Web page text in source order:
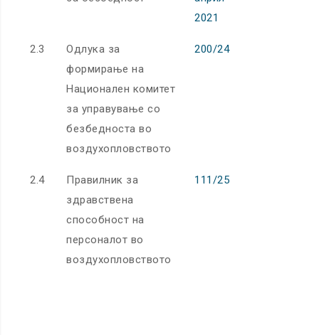
2021
2.3
Одлука за
формирање на
Национален комитет
за управување со
безбедноста во
воздухопловството
200/24
2.4
Правилник за
здравствена
способност на
персоналот во
воздухопловството
111/25